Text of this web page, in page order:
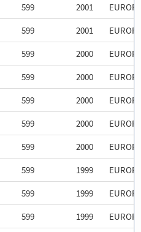
599 2001
599 2001
599 2000
599 2000
599 2000
599 2000
599 2000
599 1999
599 1999
599 1999